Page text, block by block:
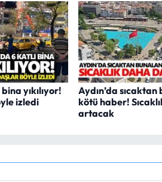
yıkılıyor!
izledi
Aydın’da
kötü haber!
artacak